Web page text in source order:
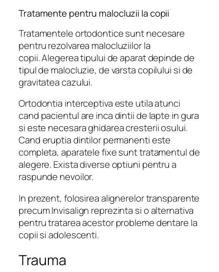
Tratamente pentru malocluzii la copii
Tratamentele ortodontice sunt necesare
pentru rezolvarea malocluziilor la
copii. Alegerea tipului de aparat depinde de
tipul de malocluzie, de varsta copilului si de
gravitatea cazului.
Ortodontia interceptiva este utila atunci
cand pacientul are inca dintii de lapte in gura
si este necesara ghidarea cresterii osului.
Cand eruptia dintilor permanenti este
completa, aparatele fixe sunt tratamentul de
alegere. Exista diverse optiuni pentru a
raspunde nevoilor.
In prezent, folosirea alignerelor transparente
precum Invisalign reprezinta si o alternativa
pentru tratarea acestor probleme dentare la
copii si adolescenti.
Trauma